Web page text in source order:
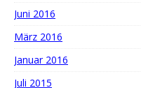
Juni 2016
März 2016
Januar 2016
Juli 2015